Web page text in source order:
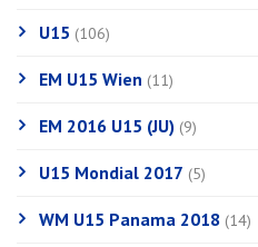
U15 (106)
EM U15 Wien (11)
EM 2016 U15 (JU) (9)
U15 Mondial 2017 (5)
WM U15 Panama 2018 (14)